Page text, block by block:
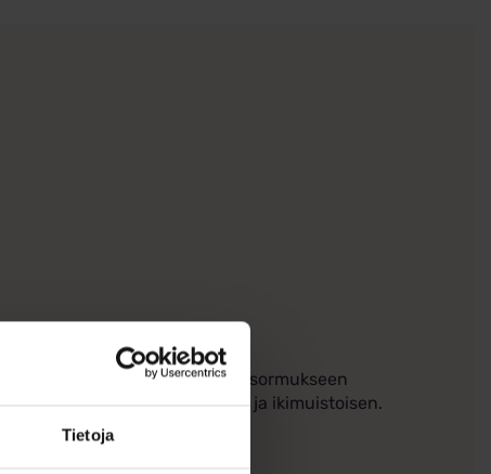
Tietoja
Halutessasi kaiverramme sormukseen
sormuksestasi erityisen ja ikimuistoisen.